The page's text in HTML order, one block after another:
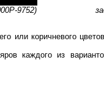
9752)
или коричневого
каждого из